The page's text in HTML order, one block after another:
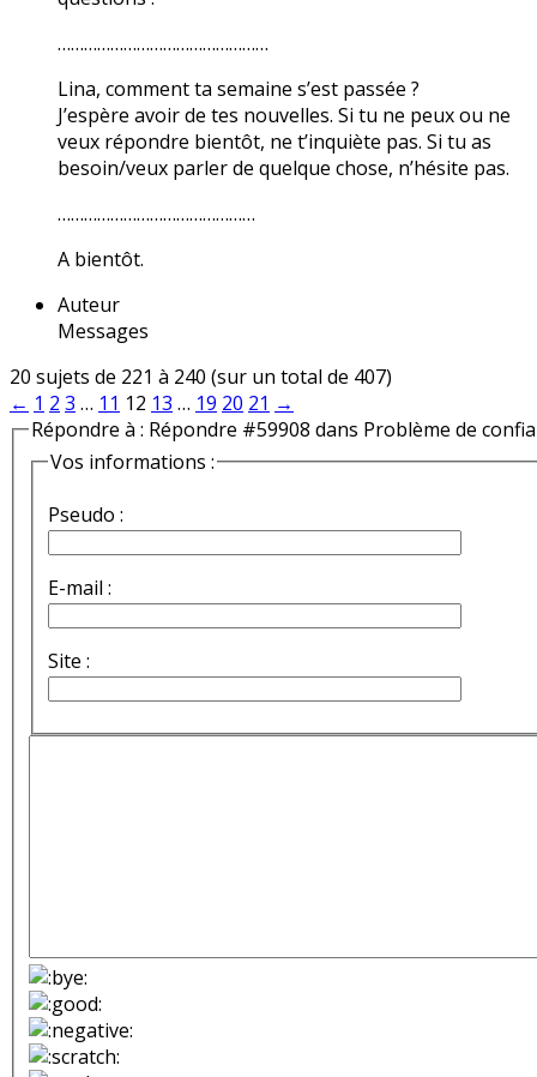
…………………………………………
Lina, comment ta semaine s’est passée ?
J’espère avoir de tes nouvelles. Si tu ne peux ou ne
veux répondre bientôt, ne t’inquiète pas. Si tu as
besoin/veux parler de quelque chose, n’hésite pas.
………………………………………
A bientôt.
Auteur
Messages
20 sujets de 221 à 240 (sur un total de 407)
← 1 2 3 … 11 12 13 … 19 20 21 →
Répondre à : Répondre #59908 dans Problème de
Vos informations :
Pseudo :
E-mail :
Site :